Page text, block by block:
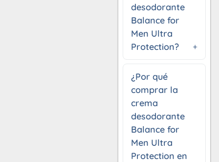
desodorante
Balance for
Men Ultra
Protection?
¿Por qué
comprar la
crema
desodorante
Balance for
Men Ultra
Protection en